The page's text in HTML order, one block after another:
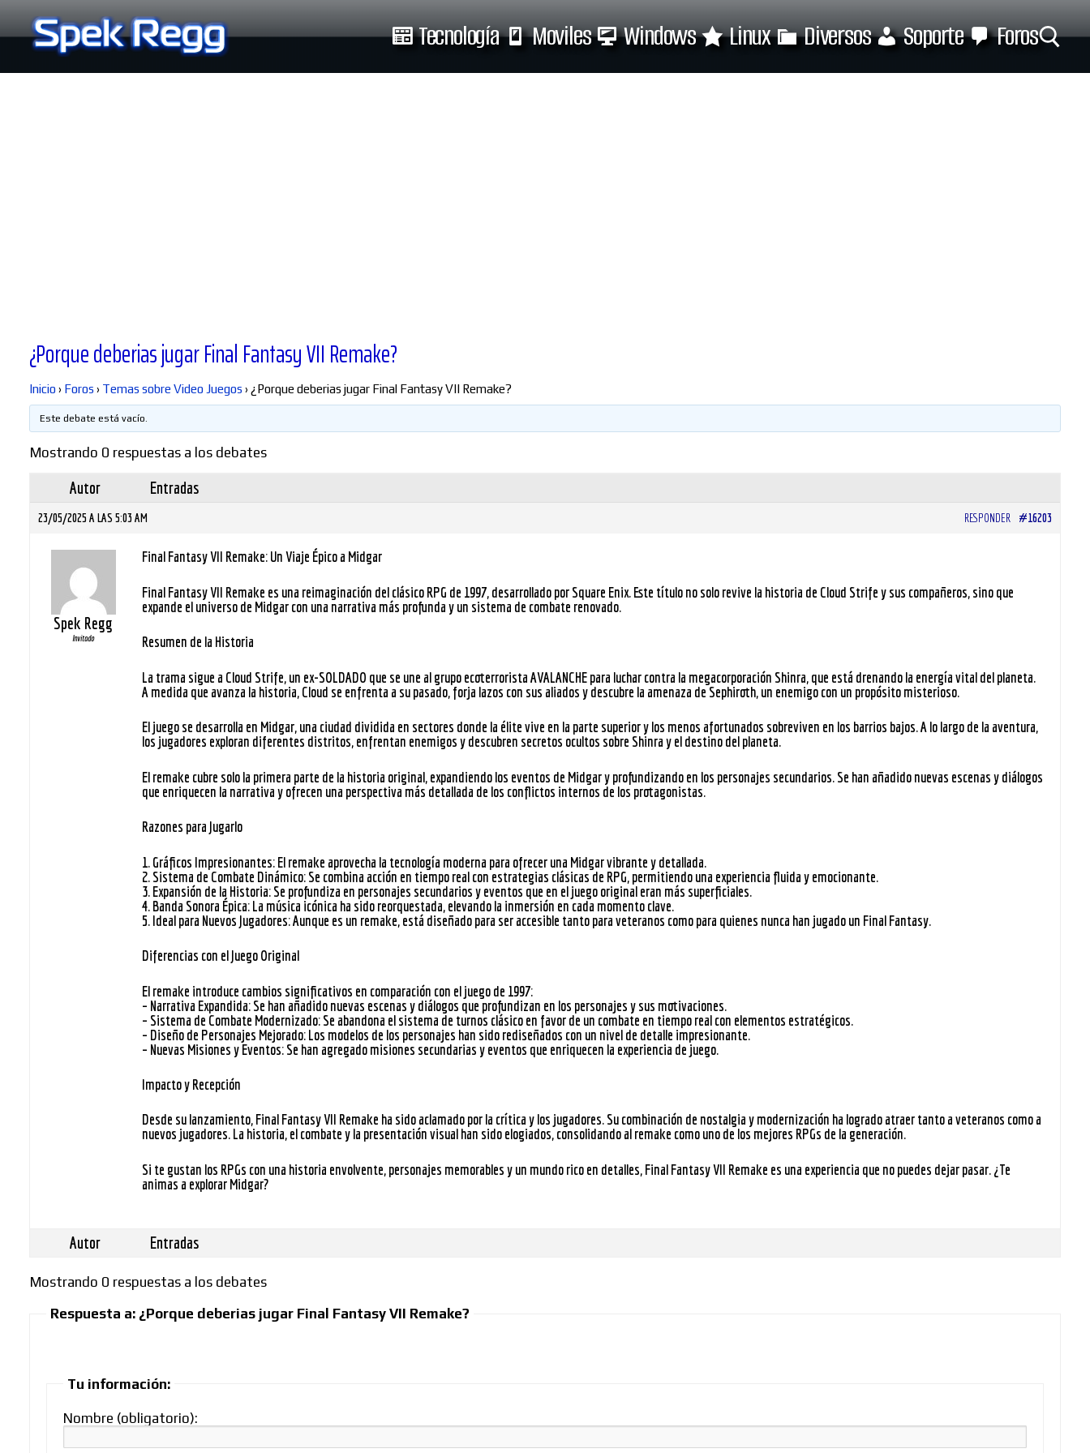
al
contenido
Tecnología Moviles Windows Linux Diversos Soporte Foros
Diversos
Soporte
Foros
Buscar:
¿Porque deberias jugar Final Fantasy VII Remake?
Inicio› Foros › Temas sobre Video Juegos › ¿Porque deberias jugar Final Fantasy VII Remake?
Este debate está vacío.
Mostrando 0 respuestas a los debates
Autor Entradas
23/05/2025 A LAS 5:03 AM #16203
RESPONDER
Spek Regg
Invitado
Final Fantasy VII Remake: Un Viaje Épico a Midgar
Final Fantasy VII Remake es una reimaginación del clásico RPG de 1997, desarrollado por Square Enix. Este título no solo revive la historia de Cloud Strife y sus compañeros, sino que
expande el universo de Midgar con una narrativa más profunda y un sistema de combate renovado.
Resumen de la Historia
La trama sigue a Cloud Strife, un ex-SOLDADO que se une al grupo ecoterroristaAVALANCHEpara luchar contra la megacorporación Shinra, que está drenando la energía vital del planeta.
A medida que avanza la historia, Cloud se enfrenta a su pasado, forja lazos con sus aliados y descubre la amenaza de Sephiroth, un enemigo con un propósito misterioso.
El juego se desarrolla en Midgar, una ciudad dividida en sectores donde la élite vive en la parte superior y los menos afortunados sobreviven en los barrios bajos. A lo largo de la aventura,
los jugadores exploran diferentes distritos, enfrentan enemigos y descubren secretos ocultos sobre Shinra y el destino del planeta.
El remake cubre solo la primera parte de la historia original, expandiendo los eventos de Midgar y profundizando en los personajes secundarios. Se han añadido nuevas escenas y diálogos
que enriquecen la narrativa y ofrecen una perspectiva más detallada de los conflictos internos de los protagonistas.
Razones para Jugarlo
1.Gráficos Impresionantes: El remake aprovecha la tecnología moderna para ofrecer una Midgar vibrante y detallada.
2.Sistema de Combate Dinámico: Se combina acción en tiempo real con estrategias clásicas de RPG, permitiendo una experiencia fluida y emocionante.
3.Expansión de la Historia: Se profundiza en personajes secundarios y eventos que en el juego original eran más superficiales.
4.Banda Sonora Épica: La música icónica ha sido reorquestada, elevando la inmersión en cada momento clave.
5.Ideal para Nuevos Jugadores: Aunque es un remake, está diseñado para ser accesible tanto para veteranos como para quienes nunca han jugado un Final Fantasy.
Diferencias con el Juego Original
El remake introduce cambios significativos en comparación con el juego de 1997:
– Narrativa Expandida: Se han añadido nuevas escenas y diálogos que profundizan en los personajes y sus motivaciones.
– Sistema de Combate Modernizado: Se abandona el sistema de turnos clásico en favor de un combate en tiempo real con elementos estratégicos.
– Diseño de Personajes Mejorado: Los modelos de los personajes han sido rediseñados con un nivel de detalle impresionante.
– Nuevas Misiones y Eventos: Se han agregado misiones secundarias y eventos que enriquecen la experiencia de juego.
Impacto y Recepción
Desde su lanzamiento,Final Fantasy VII Remake ha sido aclamado por la crítica y los jugadores. Su combinación de nostalgia y modernización ha logrado atraer tanto a veteranos como a
nuevos jugadores. La historia, el combate y la presentación visual han sido elogiados, consolidando al remake como uno de los mejores RPGs de la generación.
Si te gustan los RPGs con una historia envolvente, personajes memorables y un mundo rico en detalles,Final Fantasy VII Remake es una experiencia que no puedes dejar pasar. ¿Te
animas a explorar Midgar?
Autor Entradas
Mostrando 0 respuestas a los debates
Respuesta a: ¿Porque deberias jugar Final Fantasy VII Remake?
Tu información:
Nombre (obligatorio):